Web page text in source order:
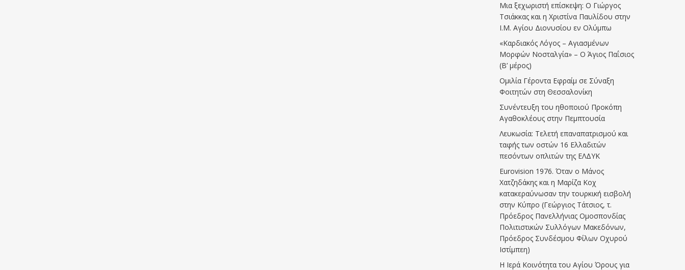
Μια ξεχωριστή επίσκεψη: Ο Γιώργος
Τσιάκκας και η Χριστίνα Παυλίδου στην
Ι.Μ. Αγίου Διονυσίου εν Ολύμπω
«Καρδιακός Λόγος – Αγιασμένων
Μορφών Νοσταλγία» – Ο Άγιος Παΐσιος
(Β’ μέρος)
Ομιλία Γέροντα Εφραίμ σε Σύναξη
Φοιτητών στη Θεσσαλονίκη
Συνέντευξη του ηθοποιού Προκόπη
Αγαθοκλέους στην Πεμπτουσία
Λευκωσία: Τελετή επαναπατρισμού και
ταφής των οστών 16 Ελλαδιτών
πεσόντων οπλιτών της ΕΛΔΥΚ
Eurovision 1976. Όταν ο Μάνος
Χατζηδάκης και η Μαρίζα Κοχ
κατακεραύνωσαν την τουρκική εισβολή
στην Κύπρο (Γεώργιος Τάτσιος, τ.
Πρόεδρος Πανελλήνιας Ομοσπονδίας
Πολιτιστικών Συλλόγων Μακεδόνων,
Πρόεδρος Συνδέσμου Φίλων Οχυρού
Ιστίμπεη)
Η Ιερά Κοινότητα του Αγίου Όρους για